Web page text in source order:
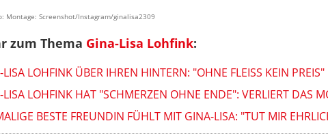
Montage: Screenshot/Instagram/ginalisa2309
zum Thema Gina-Lisa Lohfink:
LOHFINK ÜBER IHREN HINTERN: "OHNE FLEISS KEIN PREIS"
LISA LOHFINK HAT "SCHMERZEN OHNE ENDE": VERLIERT DAS
BESTE FREUNDIN FÜHLT MIT GINA-LISA: "TUT MIR